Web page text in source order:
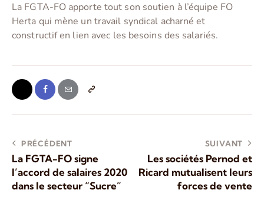
La FGTA-FO apporte tout son soutien à l’équipe FO
Herta qui mène un travail syndical acharné et
constructif en lien avec les besoins des salariés.
PRÉCÉDENT
La FGTA-FO signe
l’accord de salaires 2020
dans le secteur “Sucre”
SUIVANT
Les sociétés Pernod et
Ricard mutualisent leurs
forces de vente